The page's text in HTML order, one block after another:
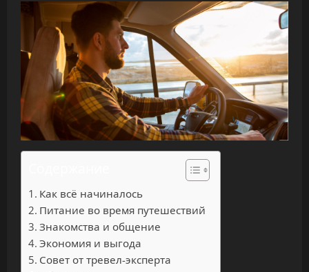
Как всё начиналось
Питание во время путешествий
Знакомства и общение
Экономия и выгода
Совет от тревел-эксперта